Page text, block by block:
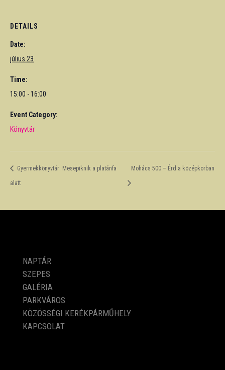
DETAILS
Date:
július 23
Time:
15:00 - 16:00
Event Category:
Könyvtár
Gyermekkönyvtár: Mesepiknik a platánfa
alatt
Mohács 500 – Érd a középkorban
NAPTÁR
SZEPES
GALÉRIA
PARKVÁROS
KÖZÖSSÉGI KERÉKPÁRMŰHELY
KAPCSOLAT